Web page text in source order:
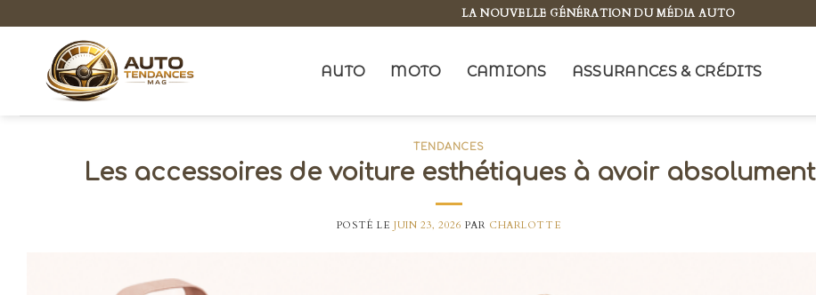
to
LA NOUVELLE GÉNÉRATION DU MÉDIA AUTO
AUTO MOTO CAMIONS ASSURANCES & CRÉDITS
TENDANCES
Les accessoires de voiture esthétiques à avoir absolument
POSTÉ LE JUIN 23, 2026 PAR CHARLOTTE